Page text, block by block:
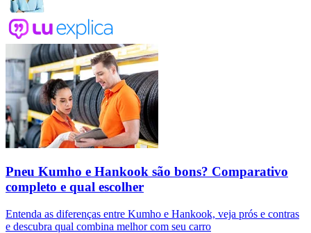
Pneu Kumho e Hankook são bons? Comparativo
completo e qual escolher
Entenda as diferenças entre Kumho e Hankook, veja prós e contras
e descubra qual combina melhor com seu carro